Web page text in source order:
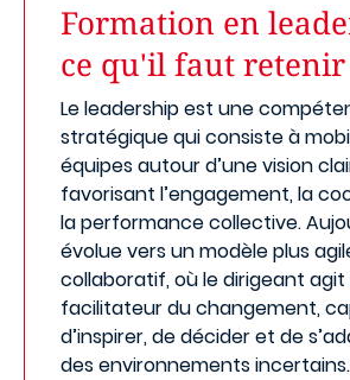
Formation en
ce qu'il faut retenir
Le leadership est une
stratégique qui consiste à
équipes autour d’une vision
favorisant l’engagement, la
la performance collective.
évolue vers un modèle plus
collaboratif, où le dirigeant
facilitateur du changement,
d’inspirer, de décider et de
des environnements incertains.